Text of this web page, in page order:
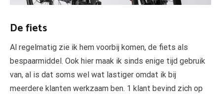
De fiets
Al regelmatig zie ik hem voorbij komen, de fiets als
bespaarmiddel. Ook hier maak ik sinds enige tijd gebruik
van, al is dat soms wel wat lastiger omdat ik bij
meerdere klanten werkzaam ben. 1 klant bevind zich op